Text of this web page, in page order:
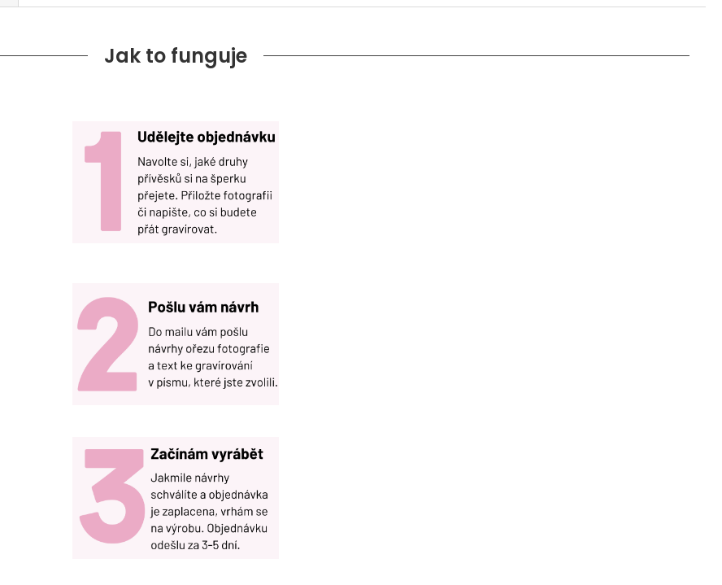
Jak to funguje